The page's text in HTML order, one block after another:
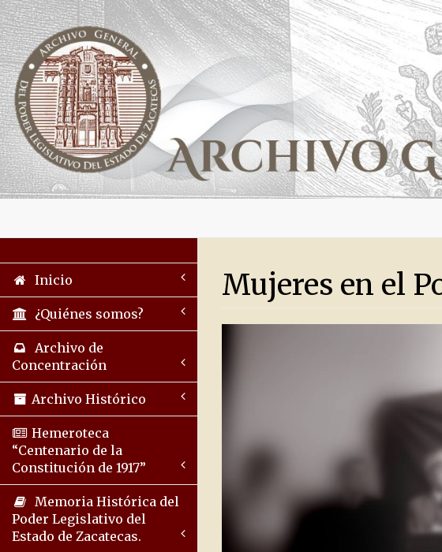
Inicio
¿Quiénes somos?
Archivo de
Concentración
Archivo Histórico
Hemeroteca
“Centenario de la
Constitución de 1917”
Memoria Histórica del
Poder Legislativo del
Estado de Zacatecas.
Mujeres en el